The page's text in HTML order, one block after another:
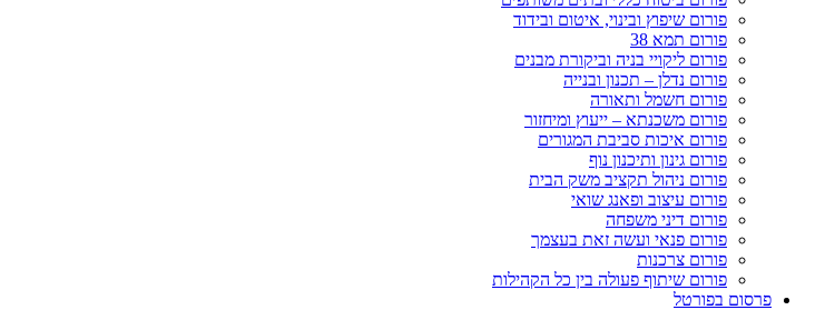
פורום שיפוץ ובינוי, איטום ובידוד
פורום תמא 38
פורום ליקויי בניה וביקורת מבנים
פורום נדלן – תכנון ובנייה
פורום חשמל ותאורה
פורום משכנתא – ייעוץ ומיחזור
פורום איכות סביבת המגורים
פורום גינון ותיכנון נוף
פורום ניהול תקציב משק הבית
פורום עיצוב ופאנג שואי
פורום דיני משפחה
פורום פנאי ועשה זאת בעצמך
פורום צרכנות
פורום שיתוף פעולה בין כל הקהילות
פרסום בפורטל